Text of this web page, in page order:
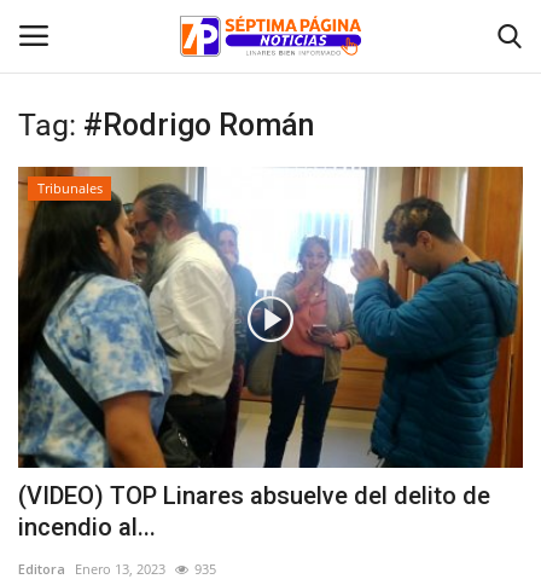
Inicio
Crónica
Policial
Tribunales
Deporte
Política
Espectáculos
Tag: #Rodrigo Román
Tribunales
(VIDEO) TOP Linares absuelve del delito de
incendio al...
Editora Enero 13, 2023 935